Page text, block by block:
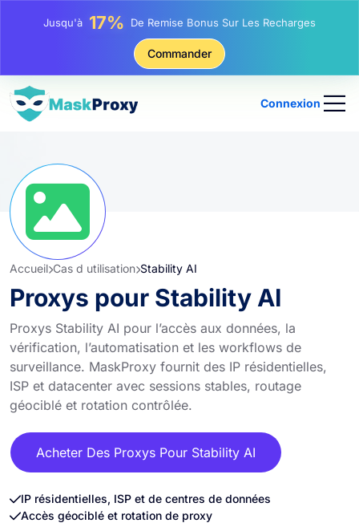
Jusqu'à25%Remise Sur Les Achats Statiques IP
Remise Sur Les Achats Tournants IP
Commander
Connexion
Accueil Cas d utilisation Stability AI
Proxys pour Stability AI
Proxys Stability AI pour l’accès aux données, la
vérification, l’automatisation et les workflows de
surveillance. MaskProxy fournit des IP résidentielles,
ISP et datacenter avec sessions stables, routage
géociblé et rotation contrôlée.
Acheter Des Proxys Pour Stability AI
IP résidentielles, ISP et de centres de données
Accès géociblé et rotation de proxy